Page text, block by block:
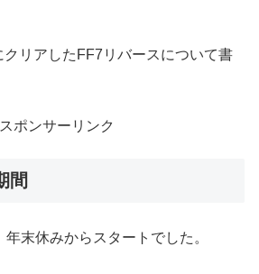
リアしたFF7リバースについて書
スポンサーリンク
間
末休みからスタートでした。